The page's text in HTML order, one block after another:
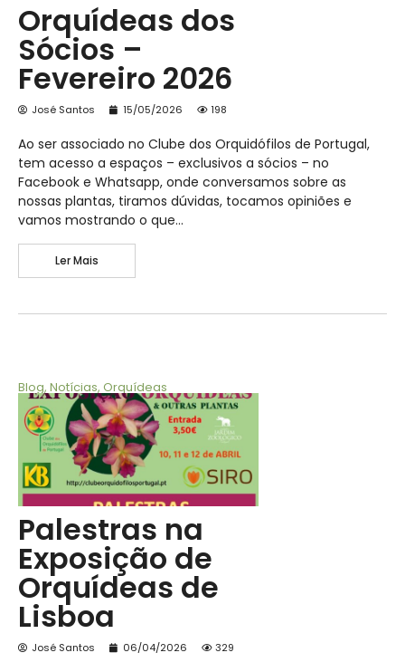
Orquídeas dos
Sócios –
Fevereiro 2026
José Santos 15/05/2026 198
Ao ser associado no Clube dos Orquidófilos de Portugal,
tem acesso a espaços – exclusivos a sócios – no
Facebook e Whatsapp, onde conversamos sobre as
nossas plantas, tiramos dúvidas, tocamos opiniões e
vamos mostrando o que…
Ler Mais
Blog, Notícias, Orquídeas
Palestras na
Exposição de
Orquídeas de
Lisboa
José Santos 06/04/2026 329